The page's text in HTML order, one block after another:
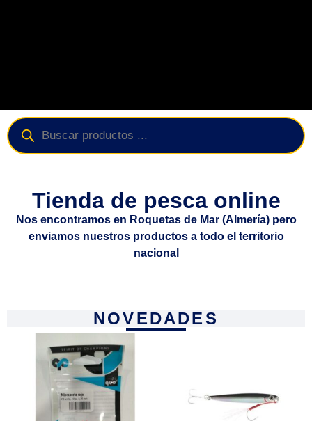
Todo lo que necesitas
para la pesca a Spinning
relacionado al mundo del spinning ligero
Tienda de pesca online
Nos encontramos en Roquetas de Mar (Almería) pero
enviamos nuestros productos a todo el territorio
nacional
NOVEDADES